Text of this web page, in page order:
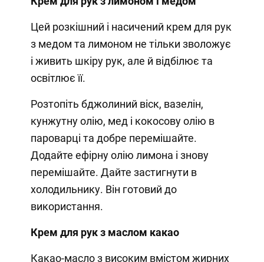
Цей розкішний і насичений крем для рук
з медом та лимоном не тільки зволожує
і живить шкіру рук, але й відбілює та
освітлює її.
Розтопіть бджолиний віск, вазелін,
кунжутну олію, мед і кокосову олію в
пароварці та добре перемішайте.
Додайте ефірну олію лимона і знову
перемішайте. Дайте застигнути в
холодильнику. Він готовий до
використання.
Крем для рук з маслом какао
Какао-масло з високим вмістом жирних